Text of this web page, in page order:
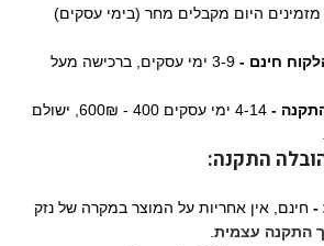
מזמינים היום מקבלים מחר (בימי עסקים)
חינם -
3-9 ימי עסקים, ברכישה מעל
-
4-14 ימי עסקים 400 - 600₪, ישולם
התקנה:
- חינם, אין אחריות על המוצר במקרה של נזק
התקנה עצמית.